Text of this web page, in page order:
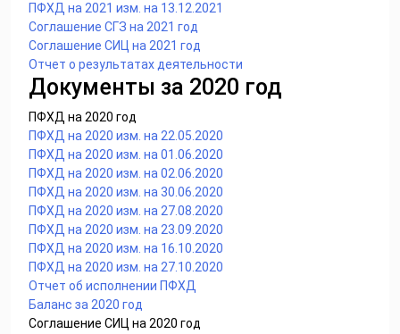
ПФХД на 2021 изм. на 13.12.2021
Соглашение СГЗ на 2021 год
Соглашение СИЦ на 2021 год
Отчет о результатах деятельности
Документы за 2020 год
ПФХД на 2020 год
ПФХД на 2020 изм. на 22.05.2020
ПФХД на 2020 изм. на 01.06.2020
ПФХД на 2020 изм. на 02.06.2020
ПФХД на 2020 изм. на 30.06.2020
ПФХД на 2020 изм. на 27.08.2020
ПФХД на 2020 изм. на 23.09.2020
ПФХД на 2020 изм. на 16.10.2020
ПФХД на 2020 изм. на 27.10.2020
Отчет об исполнении ПФХД
Баланс за 2020 год
Соглашение СИЦ на 2020 год